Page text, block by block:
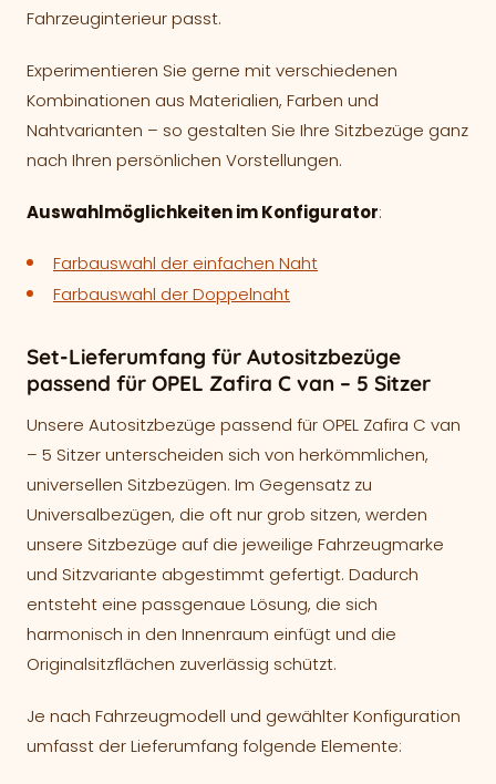
Fahrzeuginterieur passt.
Experimentieren Sie gerne mit verschiedenen
Kombinationen aus Materialien, Farben und
Nahtvarianten – so gestalten Sie Ihre Sitzbezüge ganz
nach Ihren persönlichen Vorstellungen.
Auswahlmöglichkeiten im Konfigurator:
Farbauswahl der einfachen Naht
Farbauswahl der Doppelnaht
Set-Lieferumfang für Autositzbezüge
passend für OPEL Zafira C van – 5 Sitzer
Unsere Autositzbezüge passend für OPEL Zafira C van
– 5 Sitzer unterscheiden sich von herkömmlichen,
universellen Sitzbezügen. Im Gegensatz zu
Universalbezügen, die oft nur grob sitzen, werden
unsere Sitzbezüge auf die jeweilige Fahrzeugmarke
und Sitzvariante abgestimmt gefertigt. Dadurch
entsteht eine passgenaue Lösung, die sich
harmonisch in den Innenraum einfügt und die
Originalsitzflächen zuverlässig schützt.
Je nach Fahrzeugmodell und gewählter Konfiguration
umfasst der Lieferumfang folgende Elemente: